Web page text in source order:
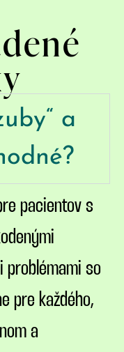
a
pacientov s
problémami so
pre každého,
a